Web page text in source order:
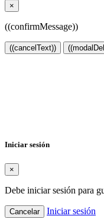
×
((confirmMessage))
((cancelText))
Iniciar sesión
×
Debe iniciar sesión para
Cancelar Iniciar sesión